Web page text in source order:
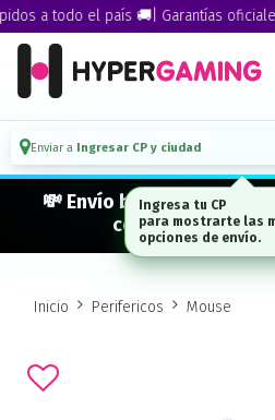
a todo el país 🚚| Garantías
Enviar a Ingresar CP y ciudad
💸 Envío bonificado a
compras desde $
Inicio Perifericos Mouse
Ingresa tu CP
para mostrarte las
opciones de envío.